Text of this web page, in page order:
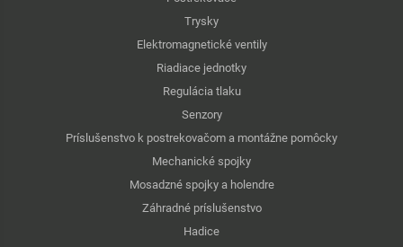
Trysky
Elektromagnetické ventily
Riadiace jednotky
Regulácia tlaku
Senzory
Príslušenstvo k postrekovačom a montážne pomôcky
Mechanické spojky
Mosadzné spojky a holendre
Záhradné príslušenstvo
Hadice